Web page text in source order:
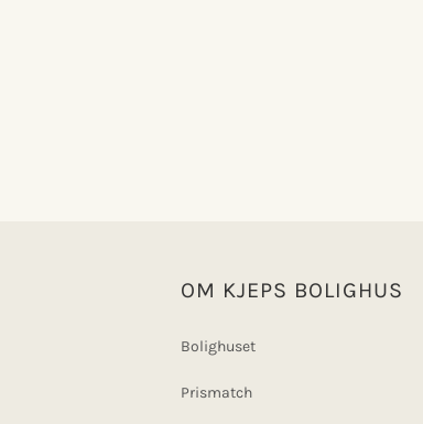
OM KJEPS BOLIGHUS
Bolighuset
Prismatch